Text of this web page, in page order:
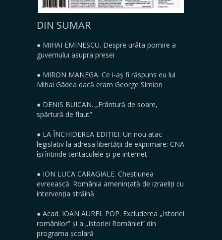
DIN SUMAR
● MIHAI EMINESCU. Despre urâta pornire a
guvernului asupra presei
● MIRON MANEGA. Ce i-aș fi răspuns eu lui
Mihai Gâdea dacă eram George Simion
● DENIS BUICAN. „Frântură de soare,
spărtură de flaut”
● LA ÎNCHIDEREA EDIȚIEI: Un nou atac
legislativ la adresa libertății de exprimare: CNA
își întinde tentaculele și pe internet
● ION LUCA CARAGIALE. Chestiunea
evreească. România amenințată de izraeliți cu
intervenția străină
● Acad. IOAN AUREL POP. Excluderea „Istoriei
românilor” și a „Istoriei României” din
programa școlară